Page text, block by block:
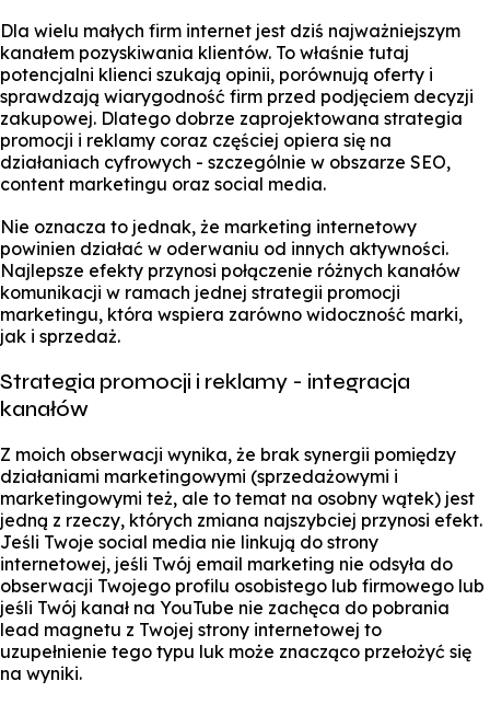
Dla wielu małych firm internet jest dziś najważniejszym
kanałem pozyskiwania klientów. To właśnie tutaj
potencjalni klienci szukają opinii, porównują oferty i
sprawdzają wiarygodność firm przed podjęciem decyzji
zakupowej. Dlatego dobrze zaprojektowana strategia
promocji i reklamy coraz częściej opiera się na
działaniach cyfrowych - szczególnie w obszarze SEO,
content marketingu oraz social media.
Nie oznacza to jednak, że marketing internetowy
powinien działać w oderwaniu od innych aktywności.
Najlepsze efekty przynosi połączenie różnych kanałów
komunikacji w ramach jednej strategii promocji
marketingu, która wspiera zarówno widoczność marki,
jak i sprzedaż.
Strategia promocji i reklamy - integracja
kanałów
Z moich obserwacji wynika, że brak synergii pomiędzy
działaniami marketingowymi (sprzedażowymi i
marketingowymi też, ale to temat na osobny wątek) jest
jedną z rzeczy, których zmiana najszybciej przynosi efekt.
Jeśli Twoje social media nie linkują do strony
internetowej, jeśli Twój email marketing nie odsyła do
obserwacji Twojego profilu osobistego lub firmowego lub
jeśli Twój kanał na YouTube nie zachęca do pobrania
lead magnetu z Twojej strony internetowej to
uzupełnienie tego typu luk może znacząco przełożyć się
na wyniki.